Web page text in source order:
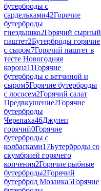
бутерброды с
сардельками42Горячие
бутерброды
гнездышко2Горячий сырный
паштет2Бутерброды горячие
с сыром7Горячий паштет в
тесте Новогодняя
корона11Горячие
бутерброды с ветчиной и
сыром5Горячие бутерброды
с лососем2Горячий салат
Предвкушение2Горячие
бутерброды
Черепаха46Джулеп
горячий0Горячие
бутерброды с
колбасками17Бутерброды со
скумбрией горячего
копчения2Горячие рыбные
бутерброды2Горячий
бутерброд Мозаика5Горячие